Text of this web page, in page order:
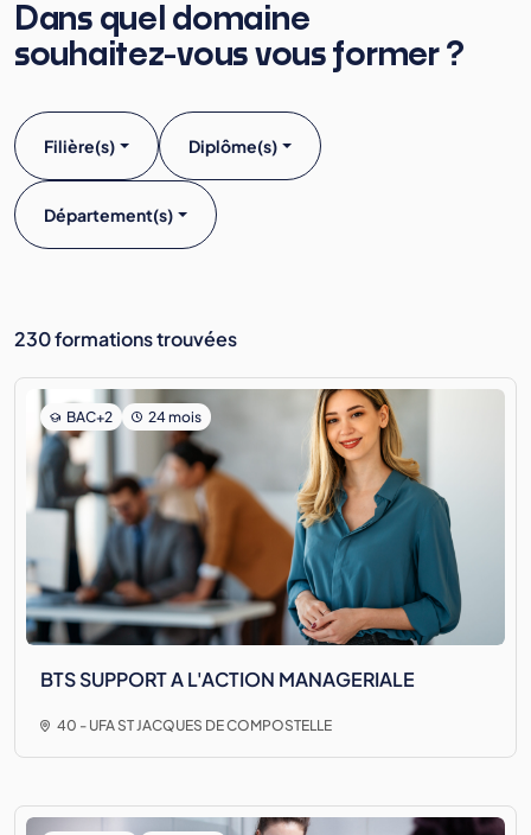
Dans quel domaine
souhaitez-vous vous former ?
Filière(s) Diplôme(s)
Département(s)
230 formations trouvées
BAC+2 24 mois
BTS SUPPORT A L'ACTION MANAGERIALE
40 - UFA ST JACQUES DE COMPOSTELLE